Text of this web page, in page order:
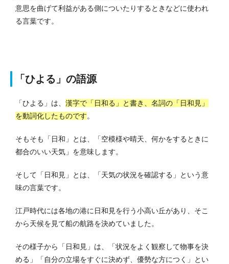
意思を曲げて利益がある側についたりするときなどに使われ
る言葉です。
「ひよる」の語源
「ひよる」は、 漢字で「日和る」と書き、名詞の「日和見」
を動詞化したものです。
そもそも「日和」とは、「空模様や晴天、何かをするときに
都合のいい天気」を意味します。
そして「日和見」とは、「天気の状況を確認する」という意
味の言葉です。
江戸時代には各地の港に日和見を行う小高い丘があり、そこ
から天候を見て船の航路を決めていました。
その様子から「日和見」は、「状況をよく観察して物事を決
める」「自分の立場をすぐに決めず、優勢な方につく」とい